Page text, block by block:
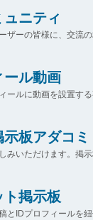
ニティ
ザーの皆様に、交流
ール動画
ールに動画を設置す
板アダコミ
みいただけます。掲
ト掲示板
とIDプロフィールを